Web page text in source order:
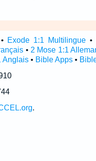
Exode 1:1 Multilingue•
• 2 Mose 1:1
Anglais• Bible Apps•
.